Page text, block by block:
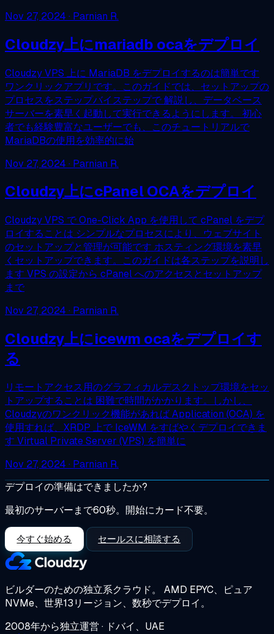
Nov 27, 2024 · Parnian R.
Cloudzy上にmariadb ocaをデプロイ
Cloudzy VPS 上に MariaDB をデプロイするのは簡単です
ワンクリックアプリです。このガイドでは、セットアップの
プロセスをステップバイステップで 解説し、データベース
サーバーを素早く起動して実行できるようにします。 初心
者でも経験豊富なユーザーでも、このチュートリアルで
MariaDBの使用を効率的に始
Nov 27, 2024 · Parnian R.
Cloudzy上にcPanel OCAをデプロイ
Cloudzy VPS で One-Click App を使用して cPanel をデプ
ロイすることは シンプルなプロセスにより、ウェブサイト
のセットアップと管理が可能です ホスティング環境を素早
くセットアップできます。このガイドは各ステップを説明し
ます VPS の設定から cPanel へのアクセスとセットアップ
まで
Nov 27, 2024 · Parnian R.
Cloudzy上にicewm ocaをデプロイす
る
リモートアクセス用のグラフィカルデスクトップ環境をセッ
トアップすることは 困難で時間がかかります。しかし、
Cloudzyのワンクリック機能があれば Application (OCA) を
使用すれば、XRDP 上で IceWM をすばやくデプロイできま
す Virtual Private Server (VPS) を簡単に
Nov 27, 2024 · Parnian R.
デプロイの準備はできましたか?
最初のサーバーまで60秒。開始にカード不要。
今すぐ始める セールスに相談する
ビルダーのための独立系クラウド。 AMD EPYC、ピュア
NVMe、世界13リージョン、数秒でデプロイ。
2008年から独立運営 · ドバイ、UAE